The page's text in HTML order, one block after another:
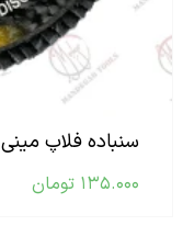
سنباده فلاپ مینی ۹۰ لایه P۸۰ گاندو (GANDO)
۱۳۵.۰۰۰ تومان